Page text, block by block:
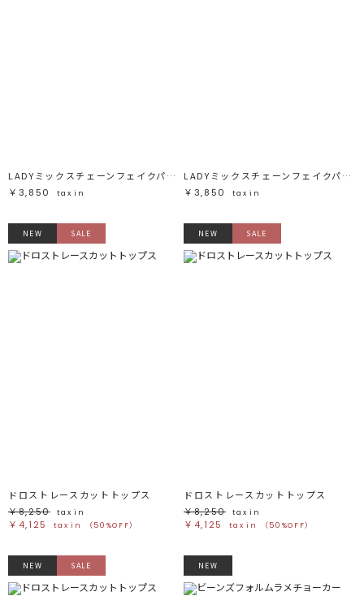
LADYミックスチェーンフェイクパールイヤリング
￥3,850
tax in
LADYミックスチェーンフェイクパールイヤリング
￥3,850
tax in
NEW SALE
ドロストレースカットトップス
￥8,250
tax in
￥4,125 tax in （50%OFF）
NEW SALE
ドロストレースカットトップス
￥8,250
tax in
￥4,125 tax in （50%OFF）
NEW SALE NEW